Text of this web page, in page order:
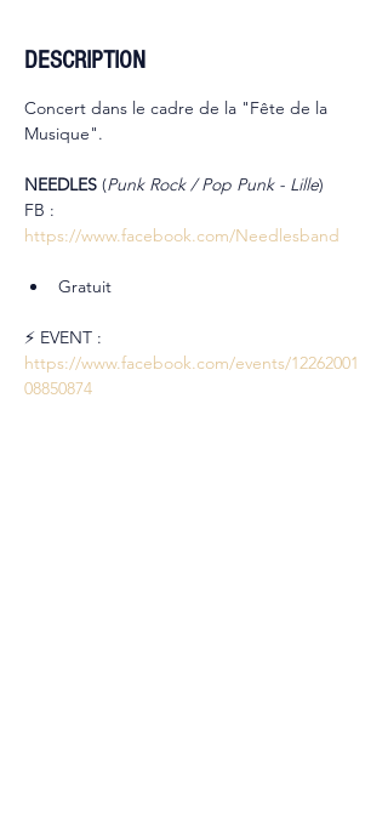
DESCRIPTION
Concert dans le cadre de la "Fête de la
Musique".
NEEDLES (Punk Rock / Pop Punk - Lille)
FB :
https://www.facebook.com/Needlesband
Gratuit
⚡ EVENT :
https://www.facebook.com/events/12262001
08850874